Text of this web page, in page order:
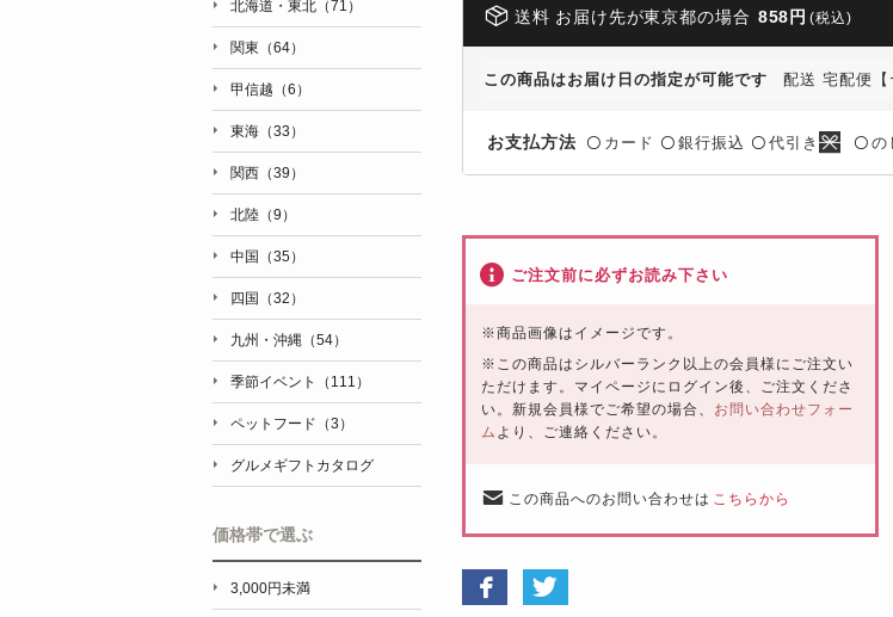
送料 お届け先が東京都の場合 858円 (税込)
この商品はお届け日の指定が可能です 配送 宅配便【
お支払方法 〇 カード 〇 銀行振込 〇 代引き 〇 の
ご注文前に必ずお読み下さい
※商品画像はイメージです。
※この商品はシルバーランク以上の会員様にご注文い
ただけます。マイページにログイン後、ご注文くださ
い。新規会員様でご希望の場合、 お問い合わせフォー
ム より、ご連絡ください。
この商品へのお問い合わせは こちらから
北海道・東北（71）
関東（64）
甲信越（6）
東海（33）
関西（39）
北陸（9）
中国（35）
四国（32）
九州・沖縄（54）
季節イベント（111）
ペットフード（3）
グルメギフトカタログ
価格帯で選ぶ
3,000円未満